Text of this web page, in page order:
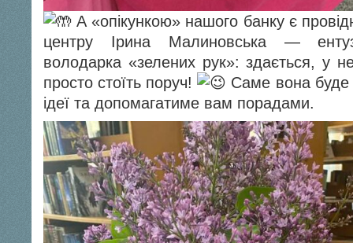
А «опікункою» нашого банку є
центру Ірина Малиновська —
володарка «зелених рук»: здається, у
просто стоїть поруч!
Саме вона буде
ідеї та допомагатиме вам порадами.